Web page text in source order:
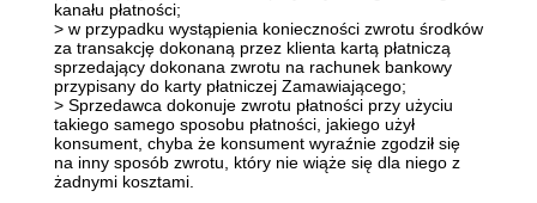
kanału płatności;
> w przypadku wystąpienia konieczności zwrotu środków
za transakcję dokonaną przez klienta kartą płatniczą
sprzedający dokonana zwrotu na rachunek bankowy
przypisany do karty płatniczej Zamawiającego;
> Sprzedawca dokonuje zwrotu płatności przy użyciu
takiego samego sposobu płatności, jakiego użył
konsument, chyba że konsument wyraźnie zgodził się
na inny sposób zwrotu, który nie wiąże się dla niego z
żadnymi kosztami.